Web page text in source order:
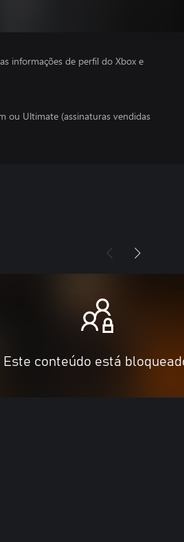
informações de perfil do Xbox e
ou Ultimate (assinaturas vendidas
Este conteúdo está